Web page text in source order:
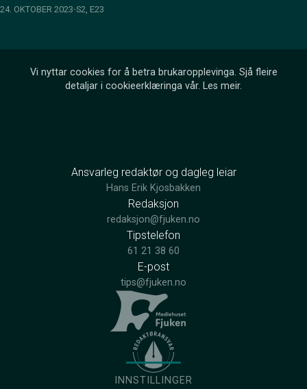
24. OKTOBER 2023 S2, E23
Vi nyttar cookies for å betra brukaropplevinga. Sjå fleire
detaljar i cookieerklæringa vår. Les meir.
Ansvarleg redaktør og dagleg leiar
Hans Erik Kjosbakken
Redaksjon
redaksjon@fjuken.no
Tipstelefon
61 21 38 60
E-post
tips@fjuken.no
INNSTILLINGER